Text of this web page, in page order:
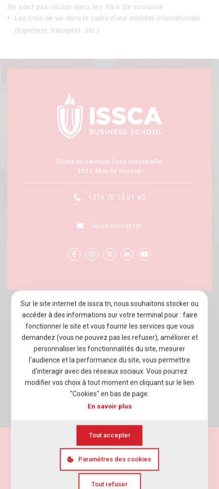
Ne sont pas inclus dans les frais de scolarité
Les frais de vie dans le cadre d'une mobilité internationale
(logement, transport...etc.)
Sur le site internet de issca.tn, nous souhaitons stocker ou
accéder à des informations sur votre terminal pour : faire
fonctionner le site et vous fournir les services que vous
demandez (vous ne pouvez pas les refuser), améliorer et
personnaliser les fonctionnalités du site, mesurer
l'audience et la performance du site, vous permettre
d'interagir avec des réseaux sociaux. Vous pourrez
modifier vos choix à tout moment en cliquant sur le lien
"Cookies" en bas de page.
En savoir plus
Paramètres des cookies
Tout refuser
Tout accepter
À PROPOS D’ISSCA BUSINESS SCHOOL
PROGRAMMES
ADMISSION
VIE ÉTUDIANTE
NEWSROOM
Route de ceinture Zone Industrielle
4022 Akouda Sousse
+216 70 13 01 90
Nous contacter
Politique de vie privée
Cookies
Agence webElyos Digital